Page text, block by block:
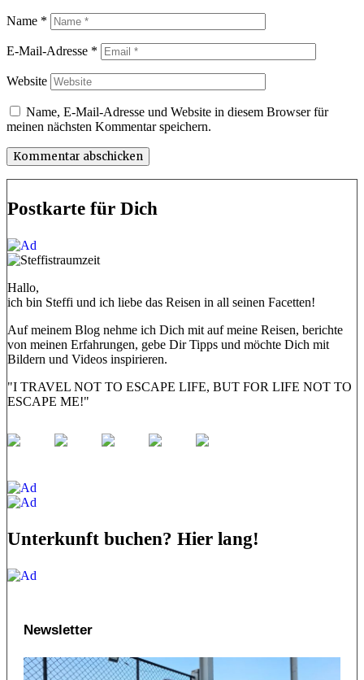
Name *
E-Mail-Adresse *
Website
Name, E-Mail-Adresse und Website in diesem Browser für
meinen nächsten Kommentar speichern.
Postkarte für Dich
Hallo,
ich bin Steffi und ich liebe das Reisen in all seinen Facetten!
Auf meinem Blog nehme ich Dich mit auf meine Reisen, berichte
von meinen Erfahrungen, gebe Dir Tipps und möchte Dich mit
Bildern und Videos inspirieren.
"I TRAVEL NOT TO ESCAPE LIFE, BUT FOR LIFE NOT TO
ESCAPE ME!"
Unterkunft buchen? Hier lang!
Newsletter